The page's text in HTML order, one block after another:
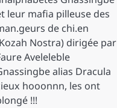
leur mafia pilleuse des
de chi.en
Nostra) dirigée par
Aveleleble
alias Dracula
hooonnn, les ont
!!!